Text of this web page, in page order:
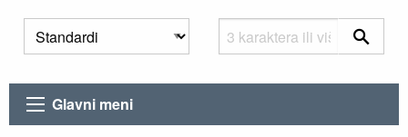
Glavni meni